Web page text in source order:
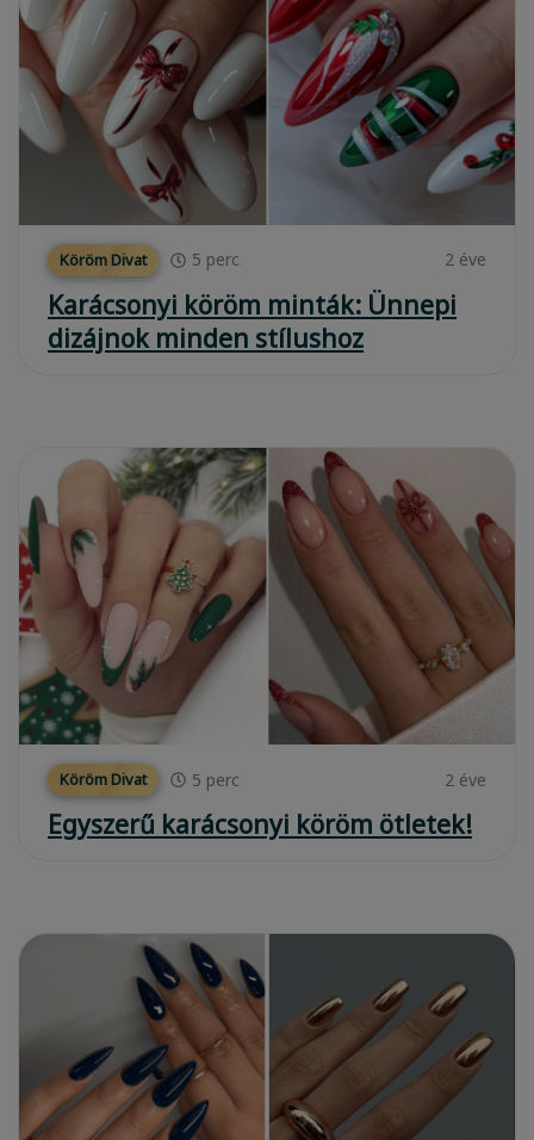
Köröm Divat 5 perc 2 éve
Karácsonyi köröm minták: Ünnepi
dizájnok minden stílushoz
Köröm Divat 5 perc 2 éve
Egyszerű karácsonyi köröm ötletek!